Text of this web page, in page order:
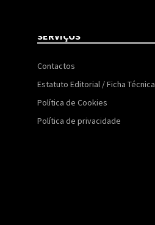
SERVIÇOS
Contactos
Estatuto Editorial / Ficha Técnica
Política de Cookies
Política de privacidade